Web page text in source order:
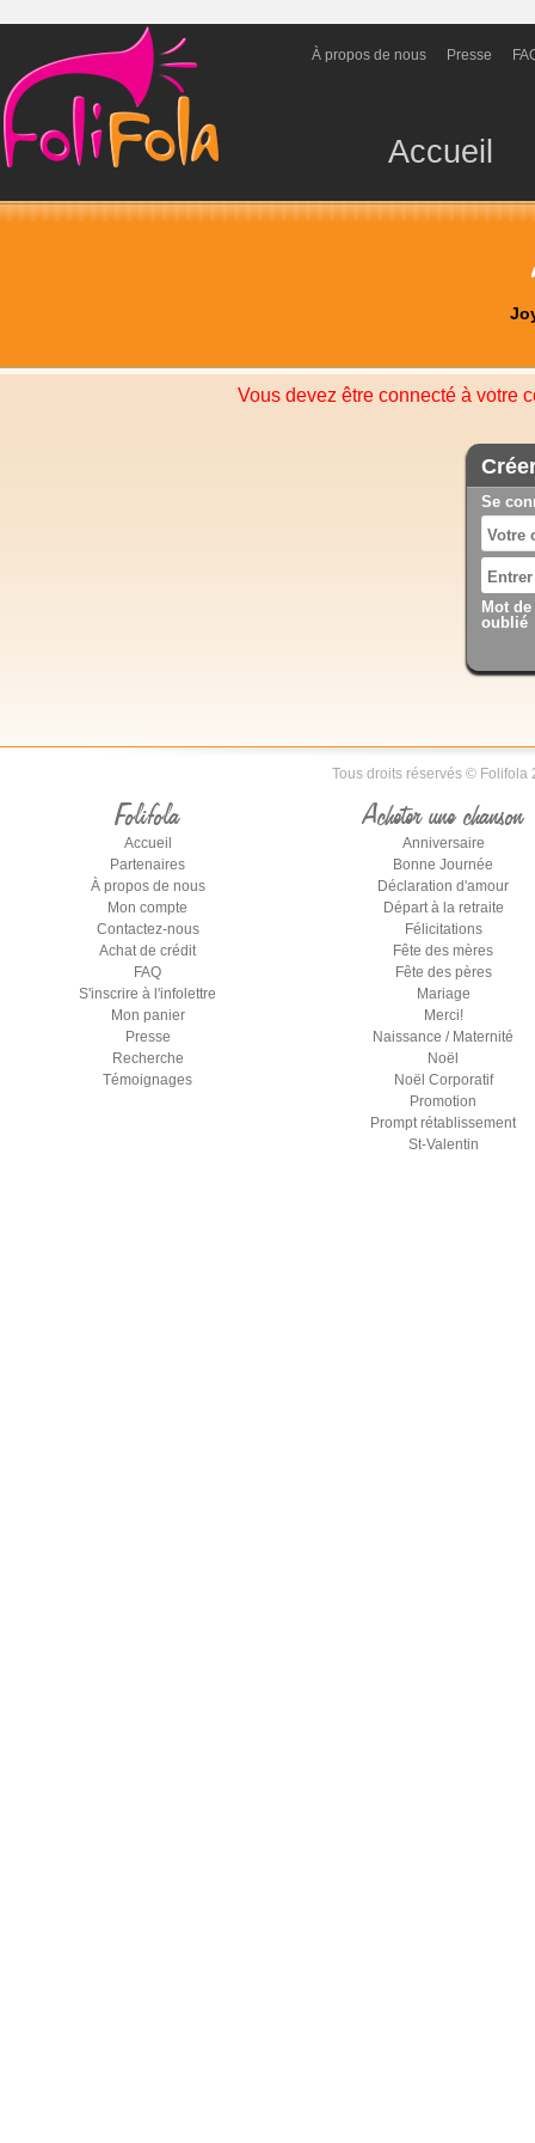
Presse
À propos de nous
Accueil
Vous devez être connecté à votre
Se
Mot
oublié
Tous droits réservés © Folifola
Folifola
Accueil
Partenaires
À propos de nous
Mon compte
Contactez-nous
Achat de crédit
FAQ
S'inscrire à l'infolettre
Mon panier
Presse
Recherche
Témoignages
Acheter une chanson
Anniversaire
Bonne Journée
Déclaration d'amour
Départ à la retraite
Félicitations
Fête des mères
Fête des pères
Mariage
Merci!
Naissance / Maternité
Noël
Noël Corporatif
Promotion
Prompt rétablissement
St-Valentin